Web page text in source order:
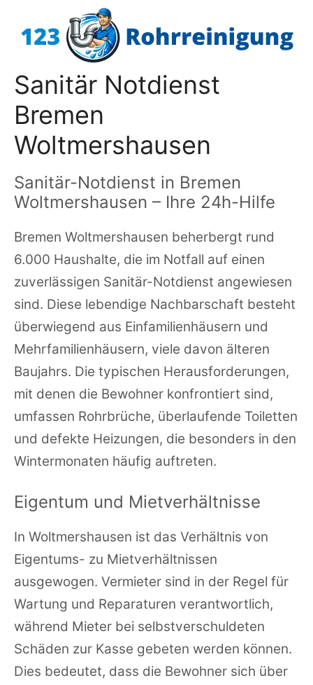
Inhalt
Sanitär Notdienst
Bremen
Woltmershausen
Sanitär-Notdienst in Bremen
Woltmershausen – Ihre 24h-Hilfe
Bremen Woltmershausen beherbergt rund
6.000 Haushalte, die im Notfall auf einen
zuverlässigen Sanitär-Notdienst angewiesen
sind. Diese lebendige Nachbarschaft besteht
überwiegend aus Einfamilienhäusern und
Mehrfamilienhäusern, viele davon älteren
Baujahrs. Die typischen Herausforderungen,
mit denen die Bewohner konfrontiert sind,
umfassen Rohrbrüche, überlaufende Toiletten
und defekte Heizungen, die besonders in den
Wintermonaten häufig auftreten.
Eigentum und Mietverhältnisse
In Woltmershausen ist das Verhältnis von
Eigentums- zu Mietverhältnissen
ausgewogen. Vermieter sind in der Regel für
Wartung und Reparaturen verantwortlich,
während Mieter bei selbstverschuldeten
Schäden zur Kasse gebeten werden können.
Dies bedeutet, dass die Bewohner sich über